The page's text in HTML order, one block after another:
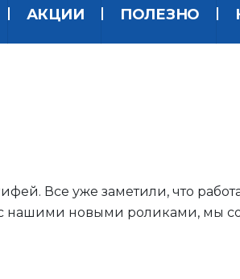
АКЦИИ ПОЛЕЗНО
Все уже заметили, что
нашими новыми роликами, мы